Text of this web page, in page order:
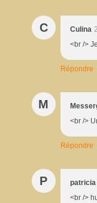
C Culina
<br />
Répondre
M
<br />
Répondre
P
patricia
<br />